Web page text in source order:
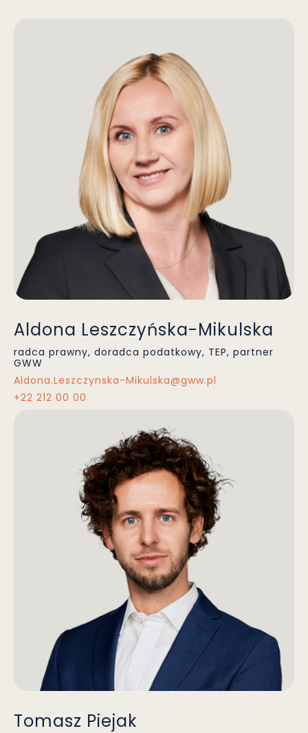
Aldona Leszczyńska-Mikulska
radca prawny, doradca podatkowy, TEP, partner
GWW
Aldona.Leszczynska-Mikulska@gww.pl
+22 212 00 00
Tomasz Piejak